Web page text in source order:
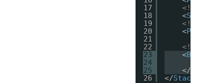
17
18
19
20
21
22
23
24
25
26
<!--슬라
<Slider
<!--패스
<
<!--하위
<Button
</
</StackPanel